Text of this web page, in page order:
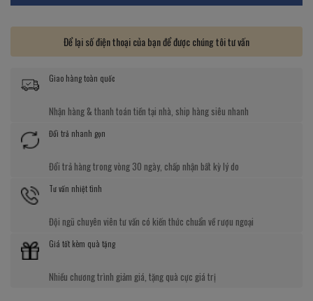
Để lại số điện thoại của bạn để được chúng tôi tư vấn
Giao hàng toàn quốc
Nhận hàng & thanh toán tiền tại nhà, ship hàng siêu nhanh
Đổi trả nhanh gọn
Đổi trả hàng trong vòng 30 ngày, chấp nhận bất kỳ lý do
Tư vấn nhiệt tình
Đội ngũ chuyên viên tư vấn có kiến thức chuẩn về rượu ngoại
Giá tốt kèm quà tặng
Nhiều chương trình giảm giá, tặng quà cực giá trị